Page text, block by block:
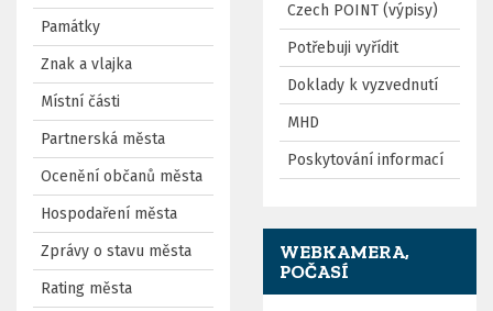
Památky
Znak a vlajka
Místní části
Partnerská města
Ocenění občanů města
Hospodaření města
Zprávy o stavu města
Rating města
Czech POINT (výpisy)
Potřebuji vyřídit
Doklady k vyzvednutí
MHD
Poskytování informací
WEBKAMERA,
POČASÍ